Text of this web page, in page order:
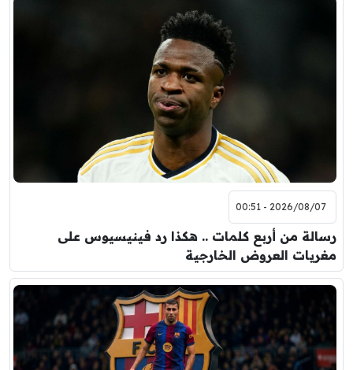
2026/08/07 - 00:51
رسالة من أربع كلمات .. هكذا رد فينيسيوس على
مغريات العروض الخارجية